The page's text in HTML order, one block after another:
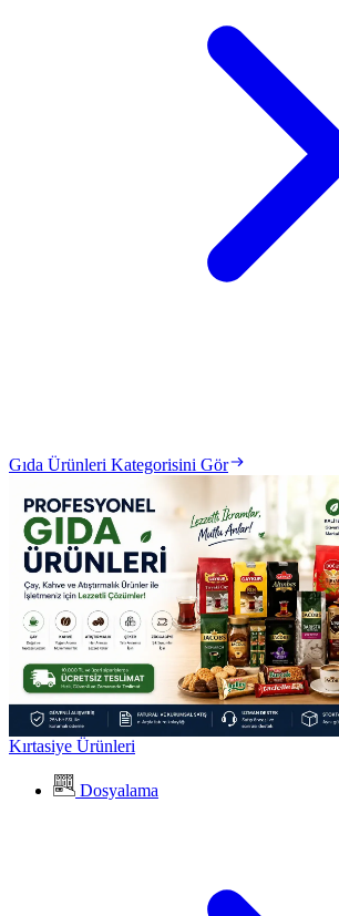
Gıda Ürünleri Kategorisini Gör
Kırtasiye Ürünleri
Dosyalama